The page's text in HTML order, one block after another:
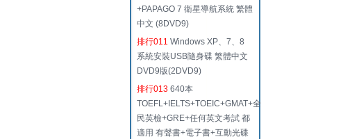
+PAPAGO 7 衛星導航系統 繁體
中文 (8DVD9)
排行011 Windows XP、7、8
系統安裝USB隨身碟 繁體中文
DVD9版(2DVD9)
排行013 640本
TOEFL+IELTS+TOEIC+GMAT+全
民英檢+GRE+任何英文考試 都
適用 有聲書+電子書+互動光碟